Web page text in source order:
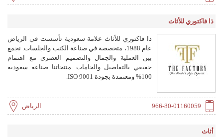
ذا فاكتوري للأثاث
ذا فاكتوري للأثاث علامة سعودية تأسست في الرياض
عام 1988، متخصصة في صناعة الكنب والجلسات. نجمع
بين العملية والجمال والتصميم العصري مع اهتمام
حقيقي بالتفاصيل والخامات. منتجاتنا صناعة سعودية
100% ومعتمدة بجودة ISO 9001.
966-80-01160059 الرياض
أثاث